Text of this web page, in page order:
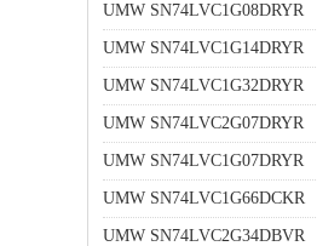
UMW SN74LVC1G08DRYR
UMW SN74LVC1G14DRYR
UMW SN74LVC1G32DRYR
UMW SN74LVC2G07DRYR
UMW SN74LVC1G07DRYR
UMW SN74LVC1G66DCKR
UMW SN74LVC2G34DBVR